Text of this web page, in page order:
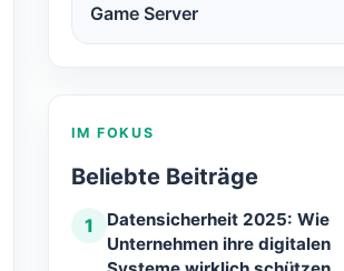
Game Server
IM FOKUS
Beliebte Beiträge
1
Datensicherheit 2025: Wie
Unternehmen ihre digitalen